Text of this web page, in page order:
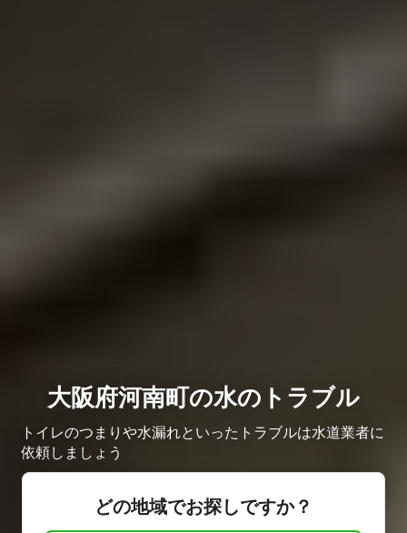
大阪府河南町の水のトラブル
トイレのつまりや水漏れといったトラブルは水道業者に
依頼しましょう
どの地域でお探しですか？